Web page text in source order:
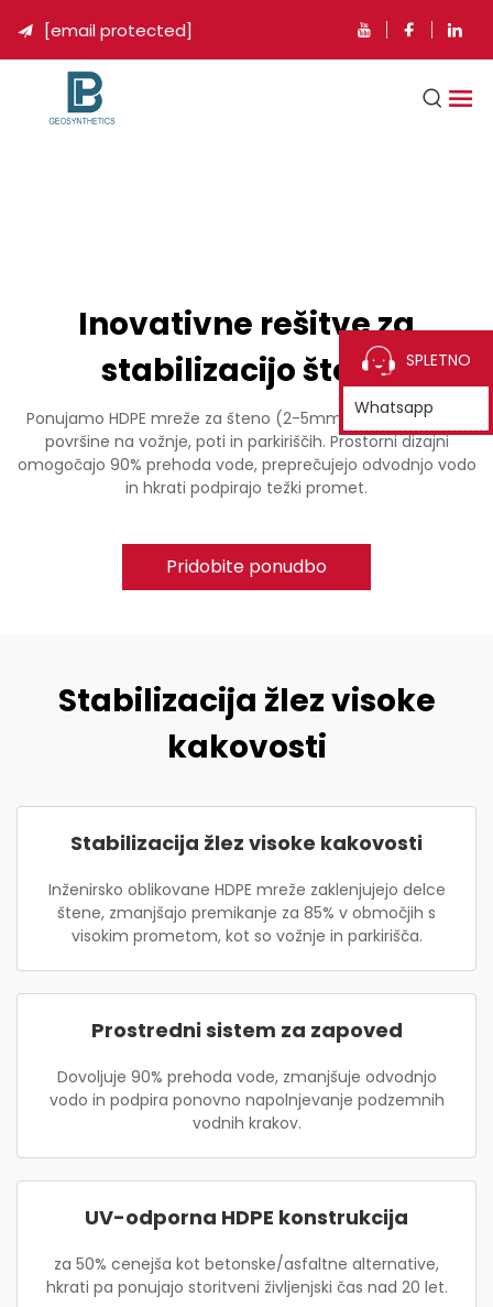
 [email protected]
Inovativne rešitve za
stabilizacijo štene
Ponujamo HDPE mreže za šteno (2-5mm), da zaklenemo
površine na vožnje, poti in parkiriščih. Prostorni dizajni
omogočajo 90% prehoda vode, preprečujejo odvodnjo vodo
in hkrati podpirajo težki promet.
Pridobite ponudbo
Stabilizacija žlez visoke
kakovosti
Stabilizacija žlez visoke kakovosti
Inženirsko oblikovane HDPE mreže zaklenjujejo delce
štene, zmanjšajo premikanje za 85% v območjih s
visokim prometom, kot so vožnje in parkirišča.
Prostredni sistem za zapoved
Dovoljuje 90% prehoda vode, zmanjšuje odvodnjo
vodo in podpira ponovno napolnjevanje podzemnih
vodnih krakov.
UV-odporna HDPE konstrukcija
za 50% cenejša kot betonske/asfaltne alternative,
hkrati pa ponujajo storitveni življenjski čas nad 20 let.
SPLETNO
Whatsapp